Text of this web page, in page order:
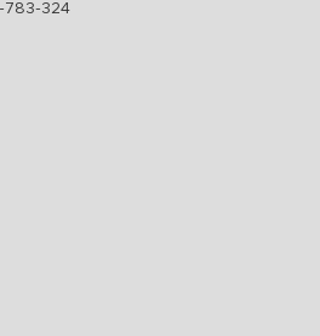
783-324